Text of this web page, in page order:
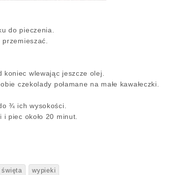
do pieczenia.
koniec wlewając jeszcze olej.
czekolady połamane na małe kawałeczki.
¾ ich wysokości.
piec około 20 minut.
święta wypieki